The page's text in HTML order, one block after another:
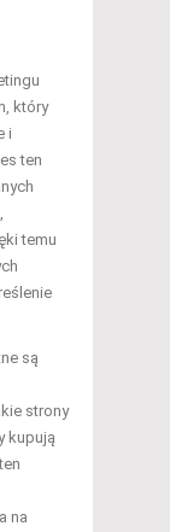
który
i
ten
temu
są
strony
kupują
na